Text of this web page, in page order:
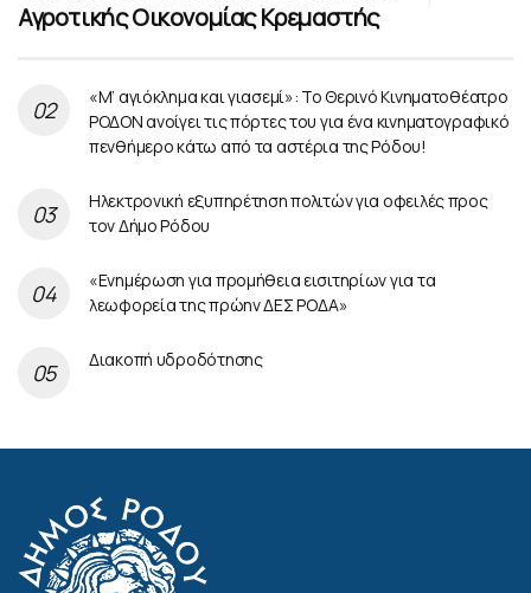
Αγροτικής Οικονομίας Κρεμαστής
«Μ’ αγιόκλημα και γιασεμί»: Το Θερινό Κινηματοθέατρο
ΡΟΔΟΝ ανοίγει τις πόρτες του για ένα κινηματογραφικό
πενθήμερο κάτω από τα αστέρια της Ρόδου!
Ηλεκτρονική εξυπηρέτηση πολιτών για οφειλές προς
τον Δήμο Ρόδου
«Ενημέρωση για προμήθεια εισιτηρίων για τα
λεωφορεία της πρώην ΔΕΣ ΡΟΔΑ»
Διακοπή υδροδότησης